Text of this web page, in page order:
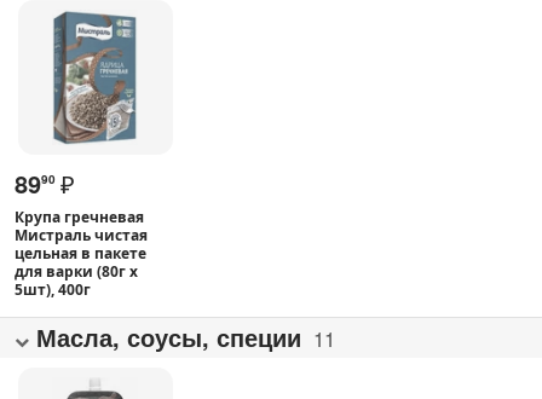
8990 ₽
Крупа гречневая
Мистраль чистая
цельная в пакете
для варки (80г x
5шт), 400г
Масла, соусы, специи 11